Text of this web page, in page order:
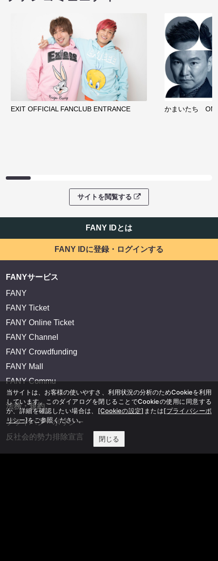
EXIT OFFICIAL FANCLUB ENTRANCE かまいたち
サイトを閲覧する
FANY IDとは
FANY IDに登録・ログインする
FANYサービス
FANY
FANY Ticket
FANY Online Ticket
FANY Channel
FANY Crowdfunding
FANY Mall
FANY Commu
法務・規約
プライバシーポリシー
反社会的勢力排除宣言
当サイトは、お客様の使いやすさ、利用状況の分析のためCookieを利用
しています。このダイアログを閉じることでCookieの使用に同意する
か、詳細を確認したい場合は、 [Cookieの設定] または[プライバシーポ
リシー]をご参照ください。
閉じる